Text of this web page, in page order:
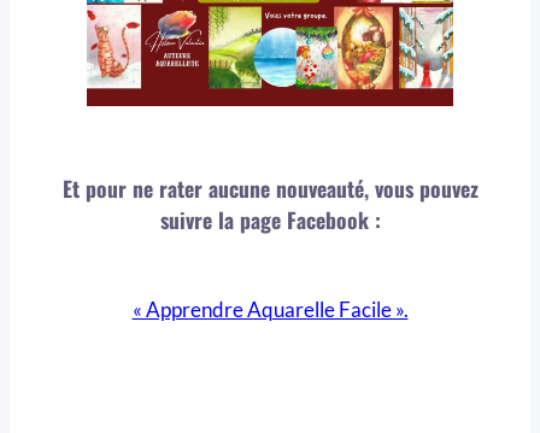
Et pour ne rater aucune nouveauté, vous pouvez
suivre la page Facebook :
« Apprendre Aquarelle Facile ».